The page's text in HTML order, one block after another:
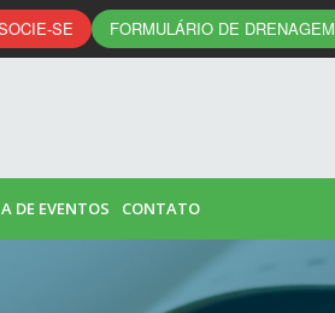
SE FORMULÁRIO DE DRENAGEM
DE EVENTOS CONTATO